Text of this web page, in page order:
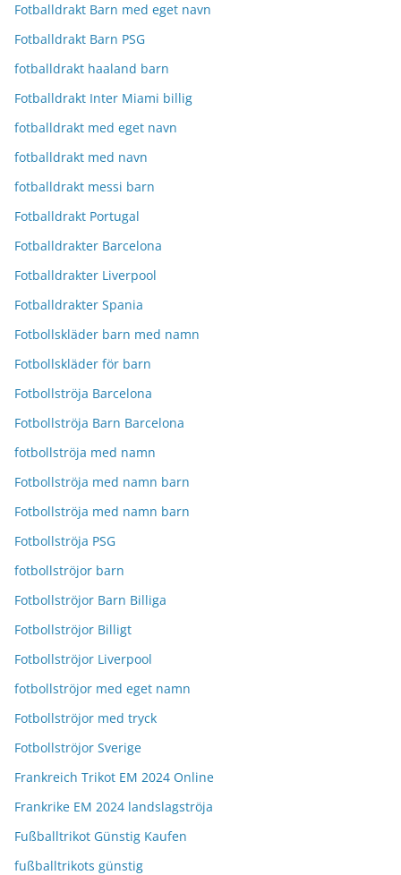
Fotballdrakt Barn med eget navn
Fotballdrakt Barn PSG
fotballdrakt haaland barn
Fotballdrakt Inter Miami billig
fotballdrakt med eget navn
fotballdrakt med navn
fotballdrakt messi barn
Fotballdrakt Portugal
Fotballdrakter Barcelona
Fotballdrakter Liverpool
Fotballdrakter Spania
Fotbollskläder barn med namn
Fotbollskläder för barn
Fotbollströja Barcelona
Fotbollströja Barn Barcelona
fotbollströja med namn
Fotbollströja med namn barn
Fotbollströja med namn barn
Fotbollströja PSG
fotbollströjor barn
Fotbollströjor Barn Billiga
Fotbollströjor Billigt
Fotbollströjor Liverpool
fotbollströjor med eget namn
Fotbollströjor med tryck
Fotbollströjor Sverige
Frankreich Trikot EM 2024 Online
Frankrike EM 2024 landslagströja
Fußballtrikot Günstig Kaufen
fußballtrikots günstig